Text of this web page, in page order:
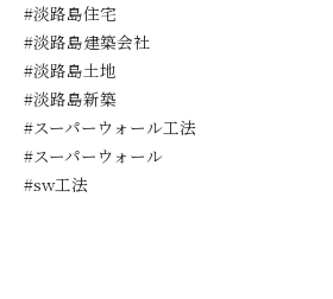
#淡路島住宅
#淡路島建築会社
#淡路島土地
#淡路島新築
#スーパーウォール工法
#スーパーウォール
#sw工法